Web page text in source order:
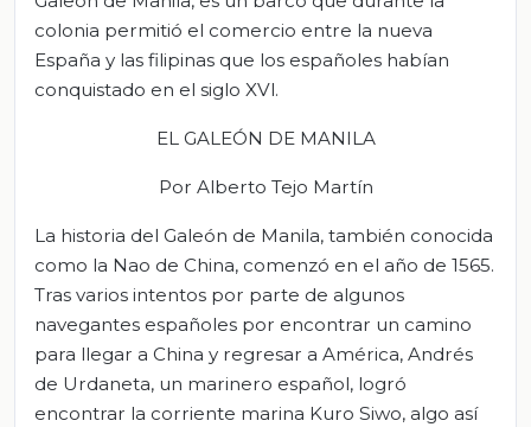
colonia permitió el comercio entre la nueva
España y las filipinas que los españoles habían
conquistado en el siglo XVl.
EL GALEÓN DE MANILA
Por Alberto Tejo Martín
La historia del Galeón de Manila, también conocida
como la Nao de China, comenzó en el año de 1565.
Tras varios intentos por parte de algunos
navegantes españoles por encontrar un camino
para llegar a China y regresar a América, Andrés
de Urdaneta, un marinero español, logró
encontrar la corriente marina Kuro Siwo, algo así